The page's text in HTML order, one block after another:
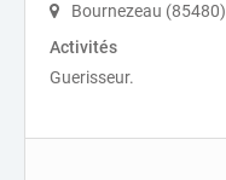
Bournezeau (85480)
Activités
Guerisseur.